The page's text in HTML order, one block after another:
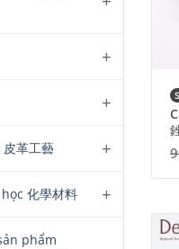
革工藝
化學材料
phẩm